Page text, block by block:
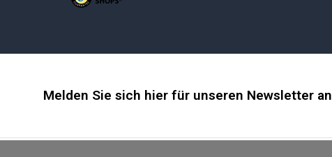
Melden Sie sich hier für unseren Newsletter an